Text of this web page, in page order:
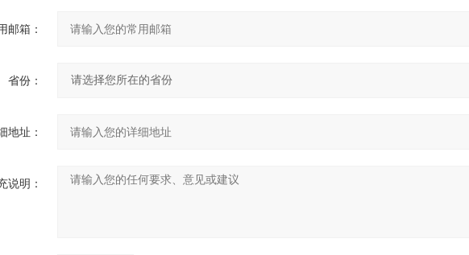
邮箱：
省份：
地址：
说明：